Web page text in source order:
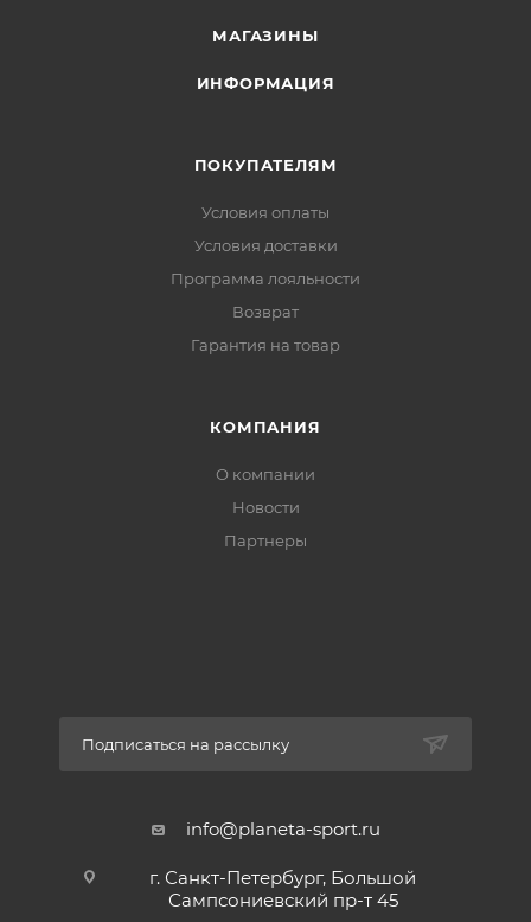
МАГАЗИНЫ
ИНФОРМАЦИЯ
ПОКУПАТЕЛЯМ
Условия оплаты
Условия доставки
Программа лояльности
Возврат
Гарантия на товар
КОМПАНИЯ
О компании
Новости
Партнеры
Подписаться на рассылку
info@planeta-sport.ru
г. Санкт-Петербург, Большой
Сампсониевский пр-т 45